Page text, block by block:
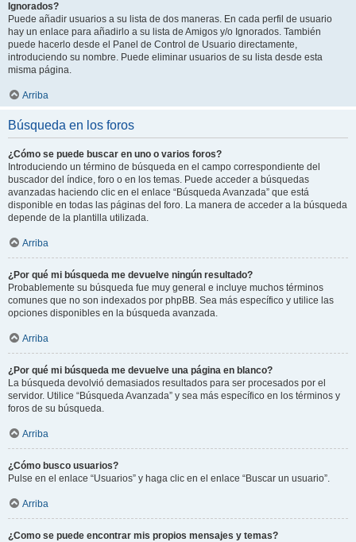
Ignorados?
Puede añadir usuarios a su lista de dos maneras. En cada perfil de usuario
hay un enlace para añadirlo a su lista de Amigos y/o Ignorados. También
puede hacerlo desde el Panel de Control de Usuario directamente,
introduciendo su nombre. Puede eliminar usuarios de su lista desde esta
misma página.
Arriba
Búsqueda en los foros
¿Cómo se puede buscar en uno o varios foros?
Introduciendo un término de búsqueda en el campo correspondiente del
buscador del índice, foro o en los temas. Puede acceder a búsquedas
avanzadas haciendo clic en el enlace “Búsqueda Avanzada” que está
disponible en todas las páginas del foro. La manera de acceder a la búsqueda
depende de la plantilla utilizada.
Arriba
¿Por qué mi búsqueda me devuelve ningún resultado?
Probablemente su búsqueda fue muy general e incluye muchos términos
comunes que no son indexados por phpBB. Sea más específico y utilice las
opciones disponibles en la búsqueda avanzada.
Arriba
¿Por qué mi búsqueda me devuelve una página en blanco?
La búsqueda devolvió demasiados resultados para ser procesados por el
servidor. Utilice “Búsqueda Avanzada” y sea más específico en los términos y
foros de su búsqueda.
Arriba
¿Cómo busco usuarios?
Pulse en el enlace “Usuarios” y haga clic en el enlace “Buscar un usuario”.
Arriba
¿Como se puede encontrar mis propios mensajes y temas?